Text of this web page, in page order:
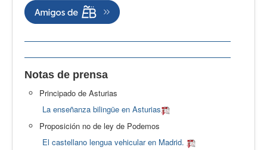
Notas de prensa
Principado de Asturias
La enseñanza bilingüe en Asturias
Proposición no de ley de Podemos
El castellano lengua vehicular en Madrid.